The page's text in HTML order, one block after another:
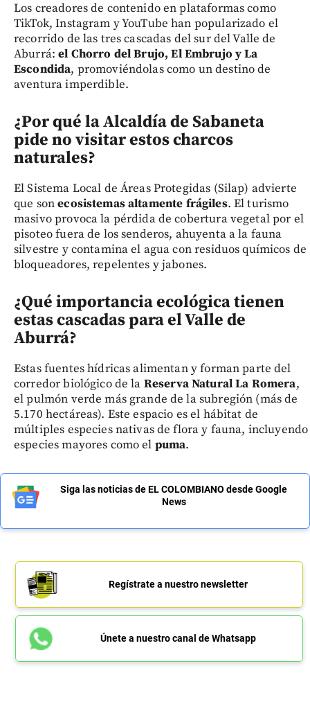
Los creadores de contenido en plataformas como
TikTok, Instagram y YouTube han popularizado el
recorrido de las tres cascadas del sur del Valle de
Aburrá:el Chorro del Brujo, El Embrujo y La
Escondida, promoviéndolas como un destino de
aventura imperdible.
¿Por qué la Alcaldía de Sabaneta
pide no visitar estos charcos
naturales?
El Sistema Local de Áreas Protegidas (Silap) advierte
que sonecosistemas altamente frágiles. El turismo
masivo provoca la pérdida de cobertura vegetal por el
pisoteo fuera de los senderos, ahuyenta a la fauna
silvestre y contamina el agua con residuos químicos de
bloqueadores, repelentes y jabones.
¿Qué importancia ecológica tienen
estas cascadas para el Valle de
Aburrá?
Estas fuentes hídricas alimentan y forman parte del
corredor biológico de la Reserva Natural La Romera,
el pulmón verde más grande de la subregión (más de
5.170 hectáreas). Este espacio es el hábitat de
múltiples especies nativas de flora y fauna, incluyendo
especies mayores como el puma.
Siga las noticias de EL COLOMBIANO desde Google
News
Regístrate a nuestro newsletter
Únete a nuestro canal de Whatsapp